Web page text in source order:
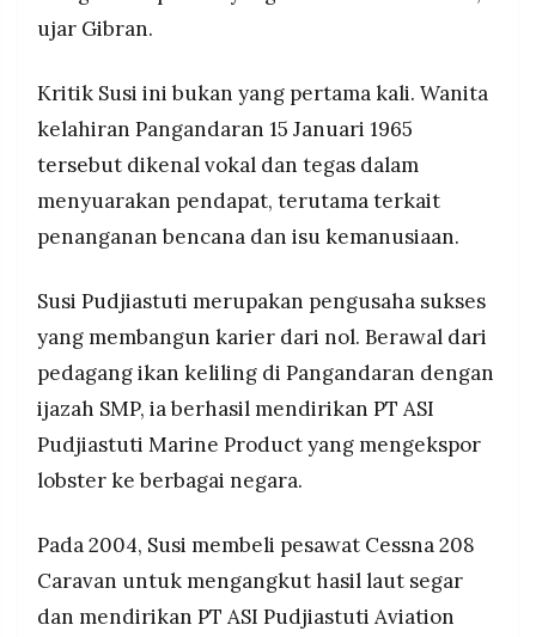
ujar Gibran.
Kritik Susi ini bukan yang pertama kali. Wanita
kelahiran Pangandaran 15 Januari 1965
tersebut dikenal vokal dan tegas dalam
menyuarakan pendapat, terutama terkait
penanganan bencana dan isu kemanusiaan.
Susi Pudjiastuti merupakan pengusaha sukses
yang membangun karier dari nol. Berawal dari
pedagang ikan keliling di Pangandaran dengan
ijazah SMP, ia berhasil mendirikan PT ASI
Pudjiastuti Marine Product yang mengekspor
lobster ke berbagai negara.
Pada 2004, Susi membeli pesawat Cessna 208
Caravan untuk mengangkut hasil laut segar
dan mendirikan PT ASI Pudjiastuti Aviation